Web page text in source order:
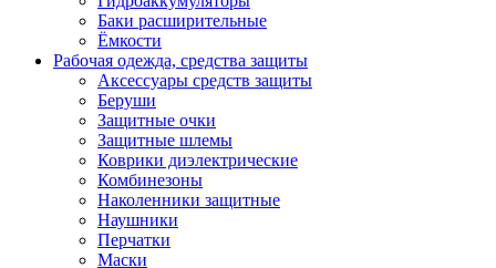
Баки расширительные
Ёмкости
Рабочая одежда, средства защиты
Аксессуары средств защиты
Беруши
Защитные очки
Защитные шлемы
Коврики диэлектрические
Комбинезоны
Наколенники защитные
Наушники
Перчатки
Маски